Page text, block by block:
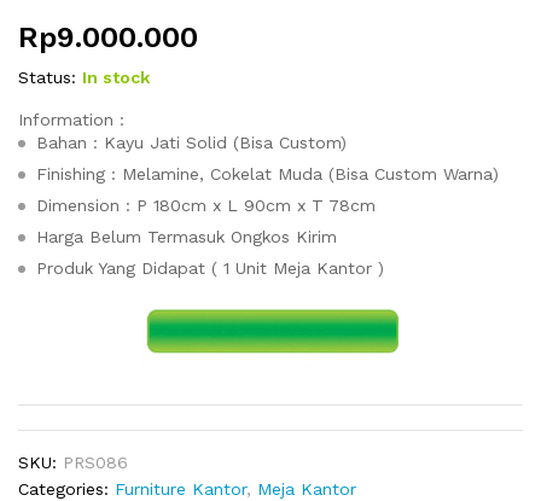
berdasarka
penilaian
pelanggan
Rp9.000.000
Status: In stock
Information :
Bahan : Kayu Jati Solid (Bisa Custom)
Finishing : Melamine, Cokelat Muda (Bisa Custom Warna)
Dimension : P 180cm x L 90cm x T 78cm
Harga Belum Termasuk Ongkos Kirim
Produk Yang Didapat ( 1 Unit Meja Kantor )
SKU: PRS086
Categories: Furniture Kantor, Meja Kantor